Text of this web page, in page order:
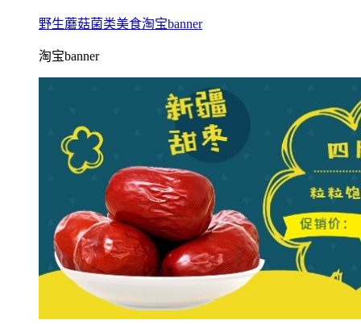
野生蘑菇菌类美食淘宝banner
淘宝banner